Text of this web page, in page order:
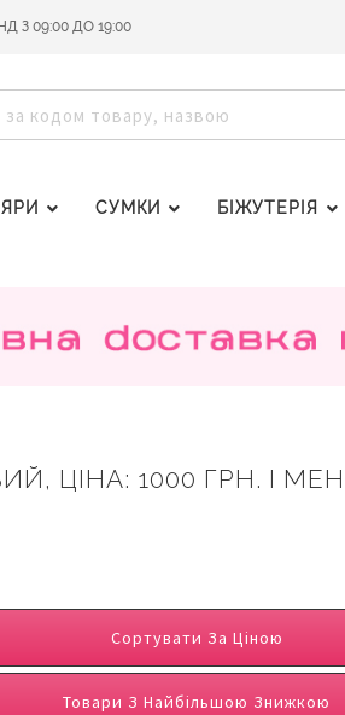
З 09:00 ДО 19:00
СУМКИ БІЖУТЕРІЯ
ЦІНА: 1000 ГРН. І
Сортувати За Ціною
Товари З Найбільшою Знижкою